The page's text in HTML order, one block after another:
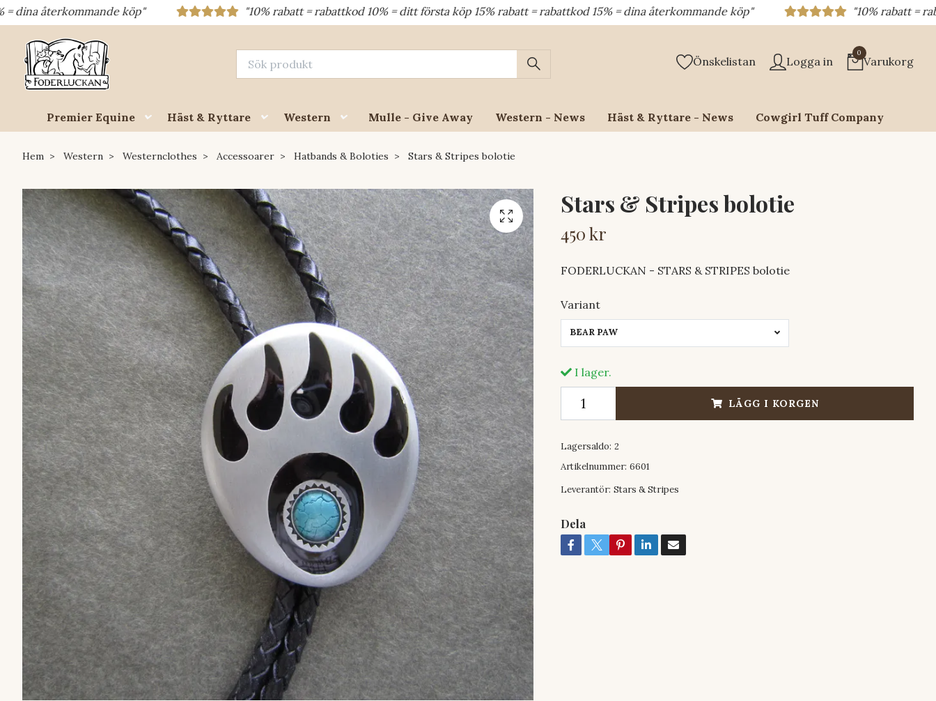
köp" "10% rabatt = rabattkod 10% = ditt första köp 15% rabatt = rabattkod 15% = dina återkommande köp" "10% rabatt = rabattkod
Önskelistan Logga in
0
Varukorg
Premier Equine Häst & Ryttare Western Mulle - Give Away Western - News Häst & Ryttare - News Cowgirl Tuff Company
Hem Western Westernclothes Accessoarer Hatbands & Boloties Stars & Stripes bolotie
Stars & Stripes bolotie
450 kr
FODERLUCKAN - STARS & STRIPES bolotie
Variant
BEAR PAW
I lager.
LÄGG I KORGEN
Lagersaldo: 2
Artikelnummer: 6601
Leverantör: Stars & Stripes
Dela